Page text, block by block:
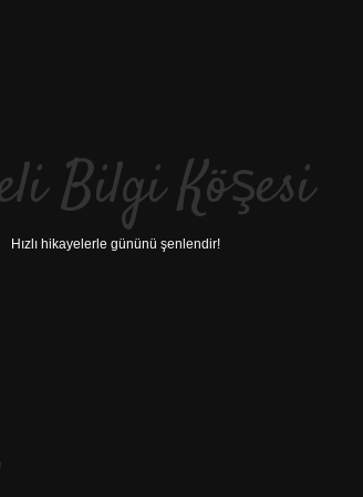
Bilgi Köşesi
Hızlı hikayelerle gününü şenlendir!